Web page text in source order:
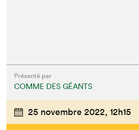
Présenté par
COMME DES GÉANTS
25 novembre 2022, 12h15